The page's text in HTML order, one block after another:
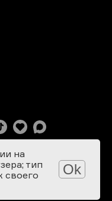
на
тип
своего
Ok